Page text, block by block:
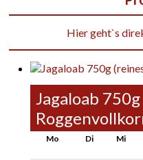
Hier geht`s
Jagaloab
Mo Di Mi